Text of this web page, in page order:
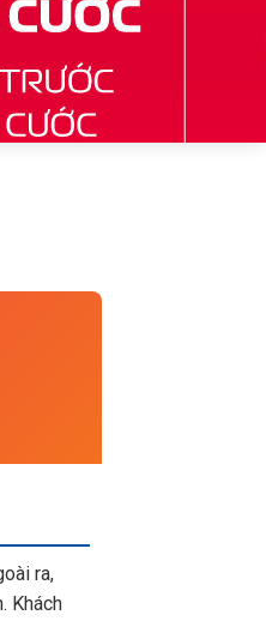
ra,
Khách